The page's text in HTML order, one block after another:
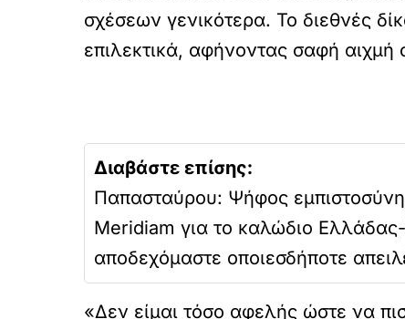
σχέσεων γενικότερα. Το διεθνές
επιλεκτικά, αφήνοντας σαφή
Διαβάστε επίσης:
Παπασταύρου: Ψήφος
Meridiam για το καλώδιο
αποδεχόμαστε οποιεσδήποτε
«Δεν είμαι τόσο αφελής ώστε να